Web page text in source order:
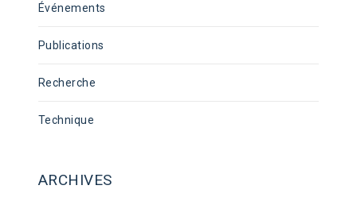
Événements
Publications
Recherche
Technique
ARCHIVES